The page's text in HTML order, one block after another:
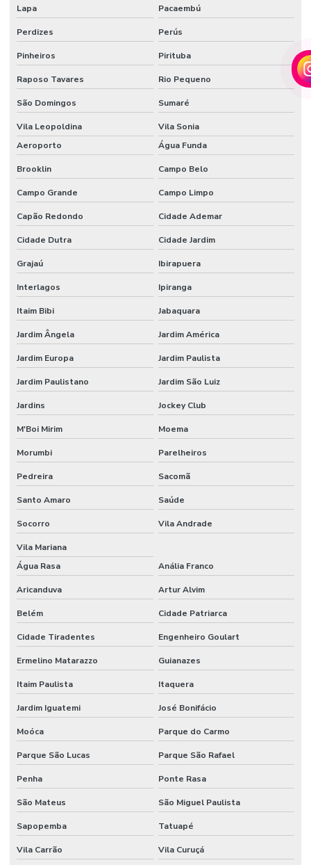
RESIDENCIAL
AUTOMAÇÃO
RESIDENCIAL
GRANDE MS
AUTOMAÇÃO
RESIDENCIAL
CASCAVEL
AUTOMAÇÃO
RESIDENCIAL
CONTROLE DE
ILUMINAÇÃO
AUTOMAÇÃO
RESIDENCIAL
CORTINAS
AUTOMAÇÃO
RESIDENCIAL
DF
AUTOMAÇÃO
RESIDENCIAL
DOMOTICA
AUTOMAÇÃO
PARA
ECONOMIA DE
ENERGIA
AUTOMAÇÃO
RESIDENCIAL
EFICIÊNCIA
ENERGÉTICA
RESIDENCIAL
ESPÍRITO
SANTO
AUTOMAÇÃO
FLORIANÓPOLIS
AUTOMAÇÃO
RESIDENCIAL
FORTALEZA
AUTOMAÇÃO
RESIDENCIAL
GOIÂNIA
AUTOMAÇÃO
RESIDENCIAL
LUZES
AUTOMAÇÃO
RESIDENCIAL
MACEIO
AUTOMAÇÃO
RESIDENCIAL
MANAUS
Lapa Pacaembú
Perdizes Perús
Pinheiros Pirituba
Raposo Tavares Rio Pequeno
São Domingos Sumaré
Vila Leopoldina
Vila Sonia
Aeroporto
Água Funda
Brooklin Campo Belo
Campo Grande Campo Limpo
Capão Redondo Cidade Ademar
Cidade Dutra Cidade Jardim
Grajaú Ibirapuera
Interlagos Ipiranga
Itaim Bibi Jabaquara
Jardim Ângela Jardim América
Jardim Europa Jardim Paulista
Jardim Paulistano Jardim São Luiz
Jardins Jockey Club
M'Boi Mirim Moema
Morumbi Parelheiros
Pedreira Sacomã
Santo Amaro Saúde
Socorro Vila Andrade
Vila Mariana
Água Rasa
Anália Franco
Aricanduva Artur Alvim
Belém Cidade Patriarca
Cidade Tiradentes Engenheiro Goulart
Ermelino Matarazzo Guianazes
Itaim Paulista Itaquera
Jardim Iguatemi José Bonifácio
Moóca Parque do Carmo
Parque São Lucas Parque São Rafael
Penha Ponte Rasa
São Mateus São Miguel Paulista
Sapopemba Tatuapé
Vila Carrão Vila Curuçá